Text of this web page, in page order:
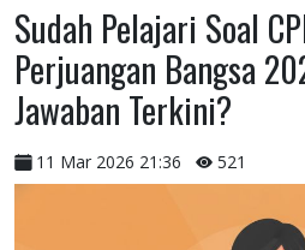
Sudah Pelajari Soal
Perjuangan Bangsa
Jawaban Terkini?
11 Mar 2026 21:36 521